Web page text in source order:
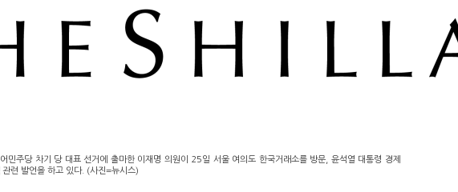
민주당 차기 당 대표 선거에 출마한 이재명 의원이 25일 서울 여의도 한국거래소를 방문, 윤석열 대통령 경제
관련 발언을 하고 있다. (사진=뉴시스)